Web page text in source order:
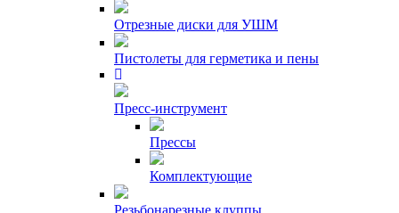
Отрезные диски для УШМ
Пистолеты для герметика и пены
Пресс-инструмент
Прессы
Комплектующие
Резьбонарезные клуппы